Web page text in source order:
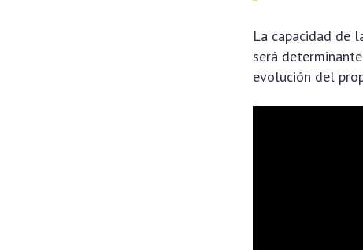
La capacidad de
será
evolución del